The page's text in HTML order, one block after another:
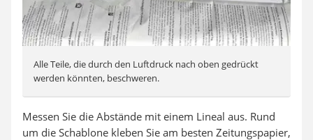
Alle Teile, die durch den Luftdruck nach oben gedrückt
werden könnten, beschweren.
Messen Sie die Abstände mit einem Lineal aus. Rund
um die Schablone kleben Sie am besten Zeitungspapier,